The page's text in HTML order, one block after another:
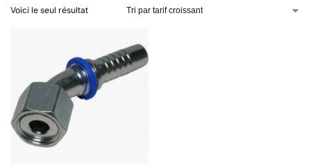
Voici le seul résultat